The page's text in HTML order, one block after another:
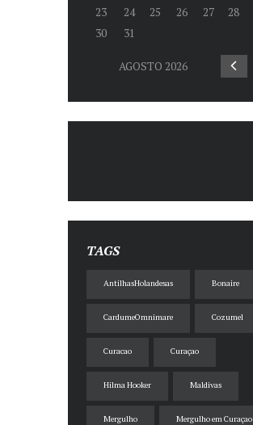
23
24 25 26 27 28
30
31
AGOSTO2026
TAGS
AntilhasHolandesas Bonaire
CardumeOmnimare Cozumel
Curacao Curaçao
Hilma Hooker Maldivas
Mergulho Mergulho em Curaçao